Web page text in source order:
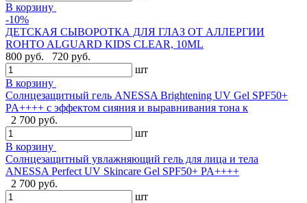
В корзину
-10%
ДЕТСКАЯ СЫВОРОТКА ДЛЯ ГЛАЗ ОТ АЛЛЕРГИИ
ROHTO ALGUARD KIDS CLEAR, 10ML
800 руб.
720 руб.
шт
В корзину
Солнцезащитный гель ANESSA Brightening UV Gel SPF50+
PA++++ с эффектом сияния и выравнивания тона к
2 700 руб.
шт
В корзину
Солнцезащитный увлажняющий гель для лица и тела
ANESSA Perfect UV Skincare Gel SPF50+ PA++++
2 700 руб.
шт